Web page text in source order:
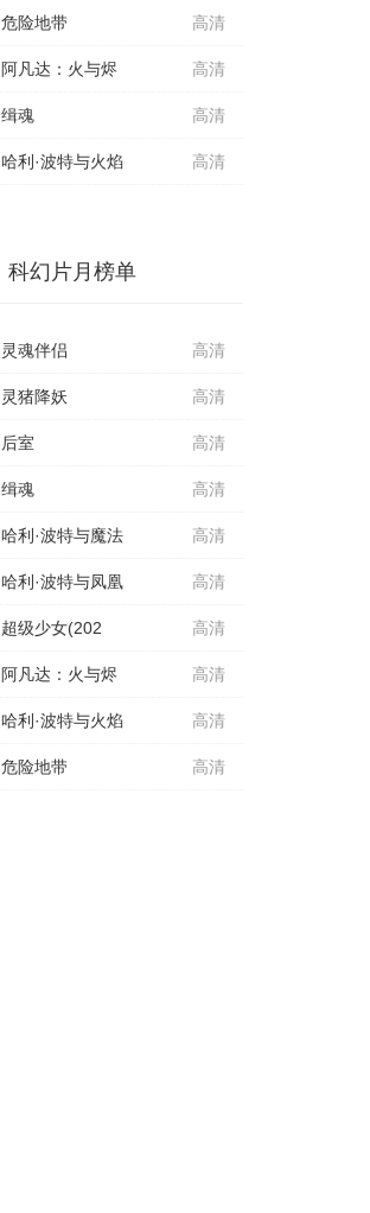
高清
危险地带
高清
阿凡达：火与烬
高清
缉魂
高清
哈利·波特与火焰
科幻片月榜单
高清
灵魂伴侣
高清
灵猪降妖
高清
后室
高清
缉魂
高清
哈利·波特与魔法
高清
哈利·波特与凤凰
高清
超级少女(202
高清
阿凡达：火与烬
高清
哈利·波特与火焰
高清
危险地带